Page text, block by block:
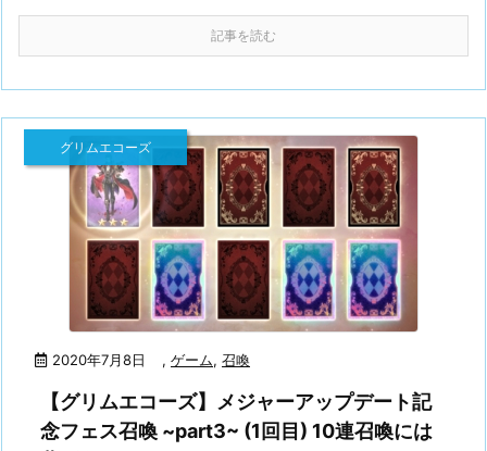
記事を読む
2020年7月8日
グリムエコーズ
, ゲーム, 召喚
【グリムエコーズ】メジャーアップデート記
念フェス召喚 ~part3~ (1回目) 10連召喚には